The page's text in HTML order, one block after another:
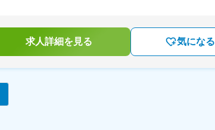
求人詳細を見る 気になる